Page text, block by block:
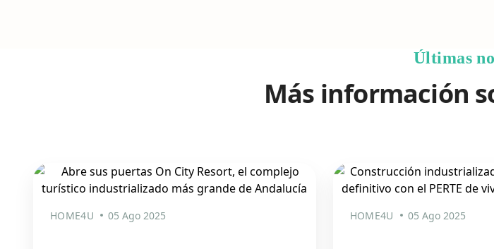
Últimas
Más información
HOME4U 05 Ago 2025 HOME4U 05 Ago 2025